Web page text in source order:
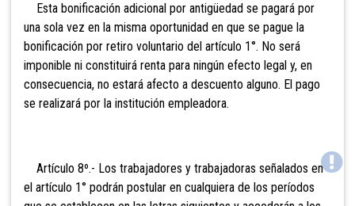
Esta bonificación adicional por antigüedad se pagará por
una sola vez en la misma oportunidad en que se pague la
bonificación por retiro voluntario del artículo 1°. No será
imponible ni constituirá renta para ningún efecto legal y, en
consecuencia, no estará afecto a descuento alguno. El pago
se realizará por la institución empleadora.
Artículo 8º.- Los trabajadores y trabajadoras señalados en
el artículo 1° podrán postular en cualquiera de los períodos